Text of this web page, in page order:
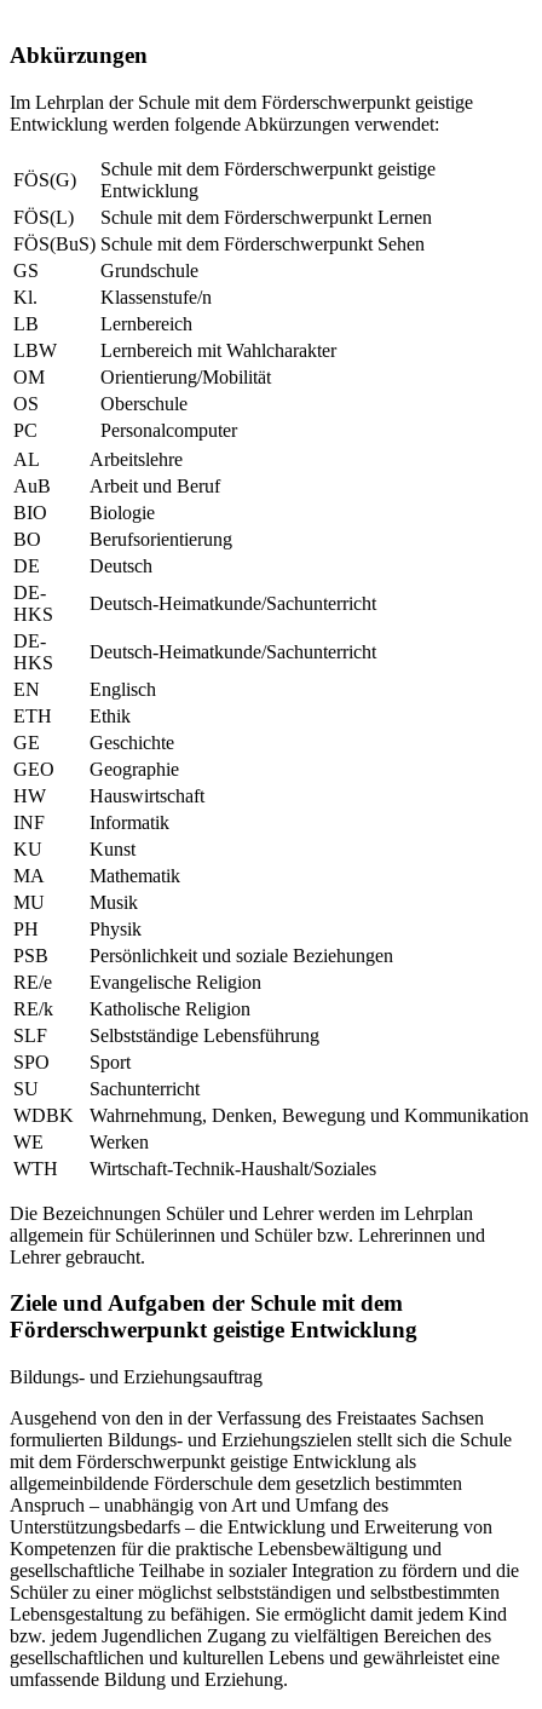
Abkürzungen
Im Lehrplan der Schule mit dem Förderschwerpunkt geistige
Entwicklung werden folgende Abkürzungen verwendet:
FÖS(G)
Schule mit dem Förderschwerpunkt geistige
Entwicklung
FÖS(L)
Schule mit dem Förderschwerpunkt Lernen
FÖS(BuS) Schule mit dem Förderschwerpunkt Sehen
GS
Grundschule
Kl.
Klassenstufe/n
LB
Lernbereich
LBW
Lernbereich mit Wahlcharakter
OM
Orientierung/Mobilität
OS
Oberschule
PC
Personalcomputer
AL
Arbeitslehre
AuB
Arbeit und Beruf
BIO
Biologie
BO
Berufsorientierung
DE
Deutsch
DE-
HKS
Deutsch-Heimatkunde/Sachunterricht
DE-
HKS
Deutsch-Heimatkunde/Sachunterricht
EN
Englisch
ETH
Ethik
GE
Geschichte
GEO
Geographie
HW
Hauswirtschaft
INF
Informatik
KU
Kunst
MA
Mathematik
MU
Musik
PH
Physik
PSB
Persönlichkeit und soziale Beziehungen
RE/e
Evangelische Religion
RE/k
Katholische Religion
SLF
Selbstständige Lebensführung
SPO
Sport
SU
Sachunterricht
WDBK
Wahrnehmung, Denken, Bewegung und Kommunikation
WE
Werken
WTH
Wirtschaft-Technik-Haushalt/Soziales
Die Bezeichnungen Schüler und Lehrer werden im Lehrplan
allgemein für Schülerinnen und Schüler bzw. Lehrerinnen und
Lehrer gebraucht.
Ziele und Aufgaben der Schule mit dem
Förderschwerpunkt geistige Entwicklung
Bildungs- und Erziehungsauftrag
Ausgehend von den in der Verfassung des Freistaates Sachsen
formulierten Bildungs- und Erziehungszielen stellt sich die Schule
mit dem Förderschwerpunkt geistige Entwicklung als
allgemeinbildende Förderschule dem gesetzlich bestimmten
Anspruch – unabhängig von Art und Umfang des
Unterstützungsbedarfs – die Entwicklung und Erweiterung von
Kompetenzen für die praktische Lebensbewältigung und
gesellschaftliche Teilhabe in sozialer Integration zu fördern und die
Schüler zu einer möglichst selbstständigen und selbstbestimmten
Lebensgestaltung zu befähigen. Sie ermöglicht damit jedem Kind
bzw. jedem Jugendlichen Zugang zu vielfältigen Bereichen des
gesellschaftlichen und kulturellen Lebens und gewährleistet eine
umfassende Bildung und Erziehung.